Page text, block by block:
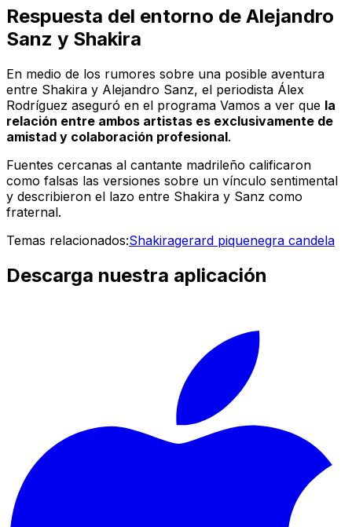
Respuesta del entorno de Alejandro
Sanz y Shakira
En medio de los rumores sobre una posible aventura
entre Shakira y Alejandro Sanz, el periodista Álex
Rodríguez aseguró en el programa Vamos a ver que la
relación entre ambos artistas es exclusivamente de
amistad y colaboración profesional.
Fuentes cercanas al cantante madrileño calificaron
como falsas las versiones sobre un vínculo sentimental
y describieron el lazo entre Shakira y Sanz como
fraternal.
Temas relacionados:Shakiragerard piquenegra candela
Descarga nuestra aplicación